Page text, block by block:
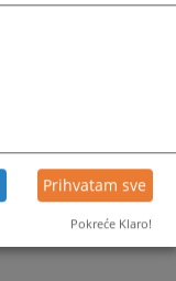
Prihvatam sve
Pokreće Klaro!